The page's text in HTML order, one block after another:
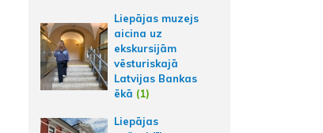
Liepājas muzejs
aicina uz
ekskursijām
vēsturiskajā
Latvijas Bankas
ēkā (1)
Liepājas